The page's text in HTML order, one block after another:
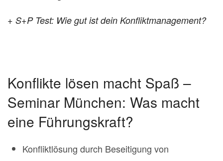
+ S+P Test: Wie gut ist dein Konfliktmanagement?
Konflikte lösen macht Spaß –
Seminar München: Was macht
eine Führungskraft?
Konfliktlösung durch Beseitigung von